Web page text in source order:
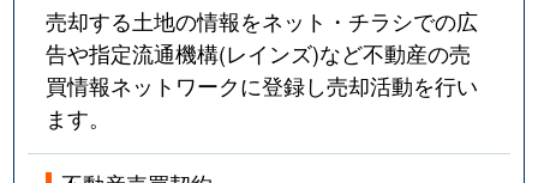
売却する土地の情報をネット・チラシでの広
告や指定流通機構(レインズ)など不動産の売
買情報ネットワークに登録し売却活動を行い
ます。